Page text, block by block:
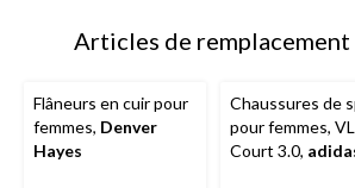
Articles de
Flâneurs en cuir pour
femmes, Denver
Hayes
Chaussures de
pour femmes, VL
Court 3.0,